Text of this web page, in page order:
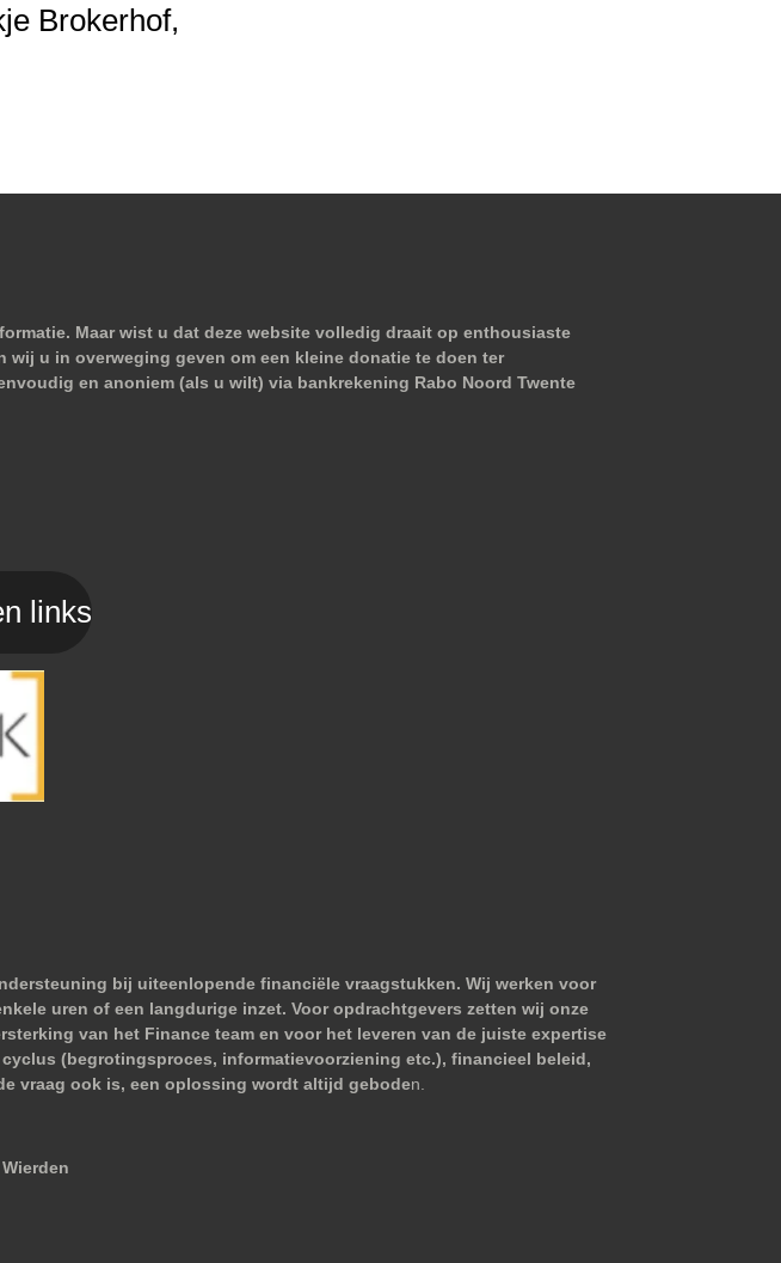
Brokerhof,
Maar wist u dat deze website volledig draait op enthousiaste
u in overweging geven om een kleine donatie te doen ter
en anoniem (als u wilt) via bankrekening Rabo Noord Twente
links
bij uiteenlopende financiële vraagstukken. Wij werken voor
uren of een langdurige inzet. Voor opdrachtgevers zetten wij onze
van het Finance team en voor het leveren van de juiste expertise
(begrotingsproces, informatievoorziening etc.), financieel beleid,
vraag ook is, een oplossing wordt altijd geboden.